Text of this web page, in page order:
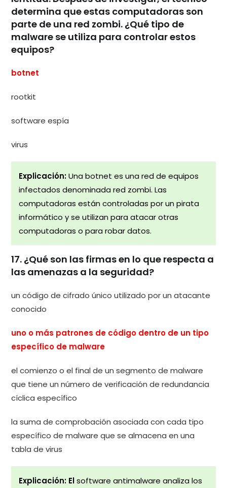
determina que estas computadoras son
parte de una red zombi. ¿Qué tipo de
malware se utiliza para controlar estos
equipos?
botnet
rootkit
software espía
virus
Explicación:Una botnet es una red de equipos
infectados denominada red zombi. Las
computadoras están controladas por un pirata
informático y se utilizan para atacar otras
computadoras o para robar datos.
17. ¿Qué son las firmas en lo que respecta a
las amenazas a la seguridad?
un código de cifrado único utilizado por un atacante
conocido
uno o más patrones de código dentro de un tipo
específico de malware
el comienzo o el final de un segmento de malware
que tiene un número de verificación de redundancia
cíclica específico
la suma de comprobación asociada con cada tipo
específico de malware que se almacena en una
tabla de virus
Explicación: Elsoftware antimalware analiza los